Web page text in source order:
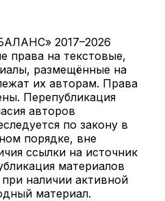
2017–2026
права на текстовые,
размещённые на
их авторам. Права
Перепубликация
авторов
по закону в
порядке, вне
ссылки на источник
материалов
наличии активной
материал.